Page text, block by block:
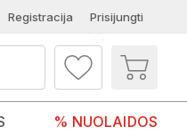
Registracija Prisijungti
% NUOLAIDOS